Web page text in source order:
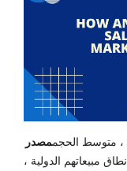
، متوسط ​​الحجممصدر
مبيعاتهم الدولية ،